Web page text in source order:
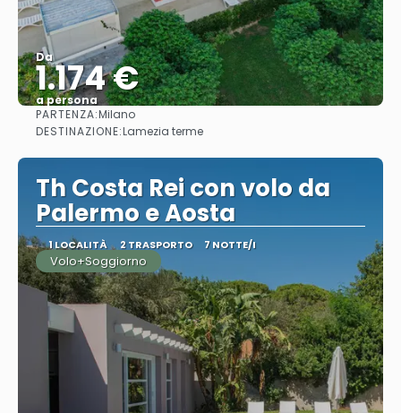
Da
1.174 €
a persona
PARTENZA:Milano
DESTINAZIONE:Lamezia terme
Th Costa Rei con volo da
Palermo e Aosta
1 LOCALITÀ 2 TRASPORTO 7 NOTTE/I
Volo+Soggiorno